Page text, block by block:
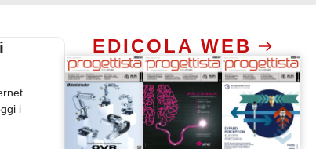
i
EDICOLA WEB